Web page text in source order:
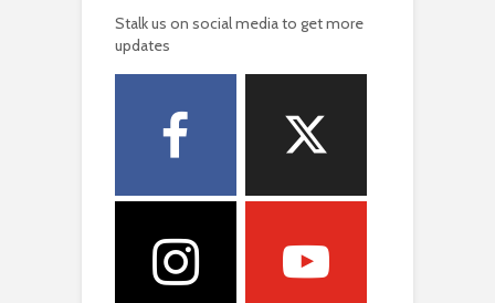
Stalk us on social media to get more
updates